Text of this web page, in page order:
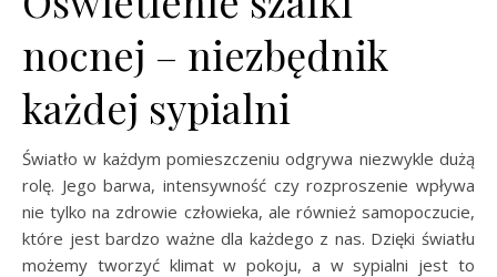
nocnej – niezbędnik
każdej sypialni
Światło w każdym pomieszczeniu odgrywa niezwykle dużą
rolę. Jego barwa, intensywność czy rozproszenie wpływa
nie tylko na zdrowie człowieka, ale również samopoczucie,
które jest bardzo ważne dla każdego z nas. Dzięki światłu
możemy tworzyć klimat w pokoju, a w sypialni jest to